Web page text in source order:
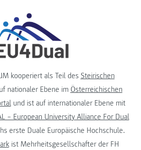
kooperiert als Teil des Steirischen
nationaler Ebene im Österreichischen
und ist auf internationaler Ebene mit
– European University Alliance For Dual
erste Duale Europäische Hochschule.
ist Mehrheitsgesellschafter der FH